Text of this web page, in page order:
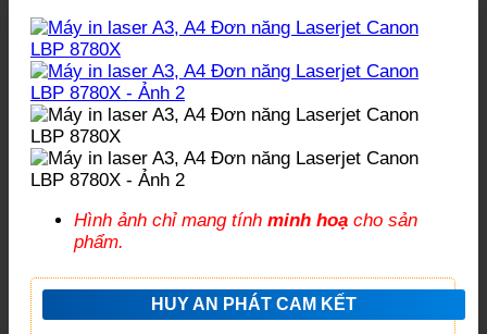
Hình ảnh chỉ mang tính minh hoạ cho sản
phẩm.
HUY AN PHÁT CAM KẾT